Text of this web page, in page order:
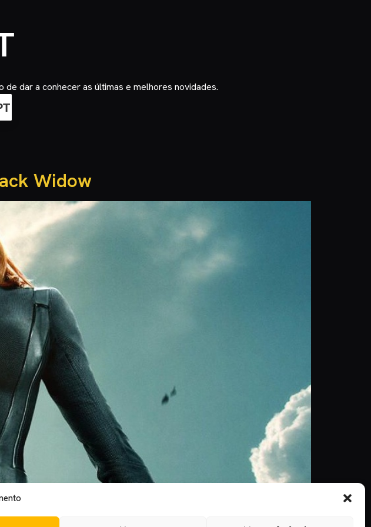
dar a conhecer as últimas e melhores novidades.
Widow
meses que se falava na possibilidade da personagem de Scarlett